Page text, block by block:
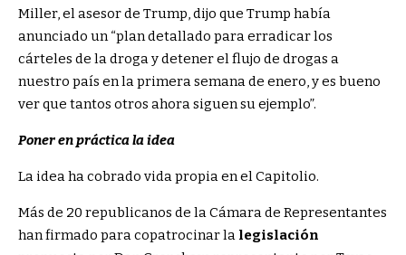
Miller, el asesor de Trump, dijo que Trump había
anunciado un “plan detallado para erradicar los
cárteles de la droga y detener el flujo de drogas a
nuestro país en la primera semana de enero, y es bueno
ver que tantos otros ahora siguen su ejemplo”.
Poner en práctica la idea
La idea ha cobrado vida propia en el Capitolio.
Más de 20 republicanos de la Cámara de Representantes
han firmado para copatrocinar la legislación